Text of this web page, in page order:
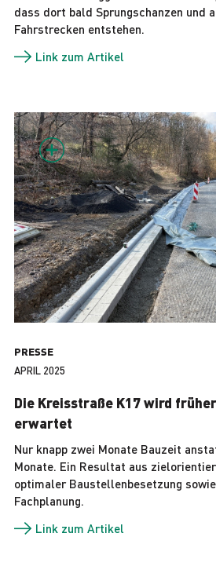
dass dort bald Sprungschanzen und
Fahrstrecken entstehen.
Link zum Artikel
PRESSE
APRIL 2025
Die Kreisstraße K17 wird
erwartet
Nur knapp zwei Monate Bauzeit
Monate. Ein Resultat aus
optimaler Baustellenbesetzung
Fachplanung.
Link zum Artikel